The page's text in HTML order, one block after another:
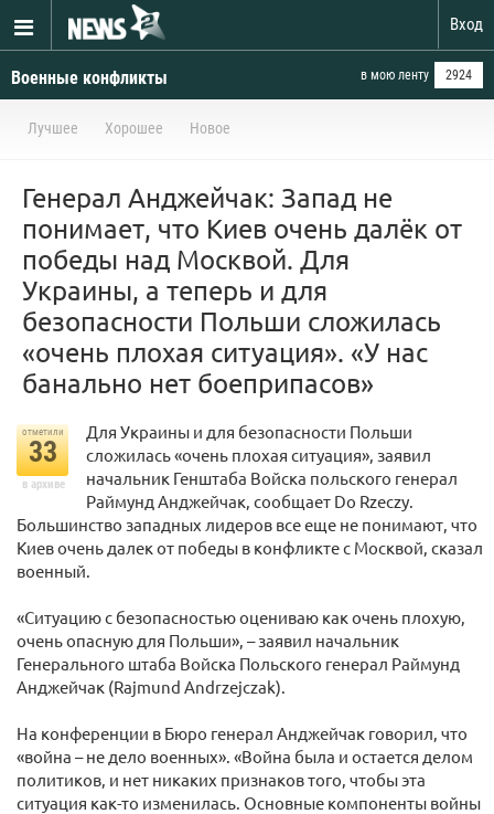
Вход
Военные конфликты в мою ленту 2924
Лучшее Хорошее Новое
Генерал Анджейчак: Запад не
понимает, что Киев очень далёк от
победы над Москвой. Для
Украины, а теперь и для
безопасности Польши сложилась
«очень плохая ситуация». «У нас
банально нет боеприпасов»
отметили
33
в архиве
Для Украины и для безопасности Польши
сложилась «очень плохая ситуация», заявил
начальник Генштаба Войска польского генерал
Раймунд Анджейчак, сообщает Do Rzeczy.
Большинство западных лидеров все еще не понимают, что
Киев очень далек от победы в конфликте с Москвой, сказал
военный.
«Ситуацию с безопасностью оцениваю как очень плохую,
очень опасную для Польши», – заявил начальник
Генерального штаба Войска Польского генерал Раймунд
Анджейчак (Rajmund Andrzejczak).
На конференции в Бюро генерал Анджейчак говорил, что
«война – не дело военных». «Война была и остается делом
политиков, и нет никаких признаков того, чтобы эта
ситуация как-то изменилась. Основные компоненты войны